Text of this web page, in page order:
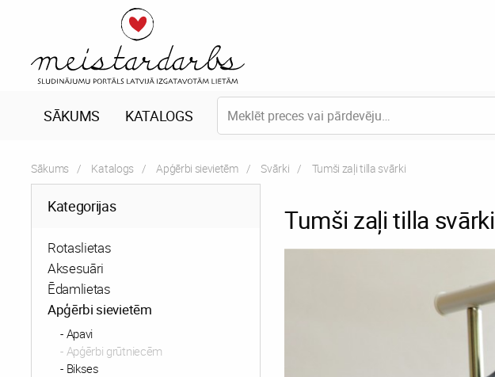
SĀKUMS KATALOGS
Sākums Katalogs Apģērbi sievietēm Svārki Current:
Tumši zaļi tilla svārki
Kategorijas
Rotaslietas
Aksesuāri
Ēdamlietas
Apģērbi sievietēm
Apavi
Apģērbi grūtniecēm
Bikses
Tumši zaļi tilla svārki